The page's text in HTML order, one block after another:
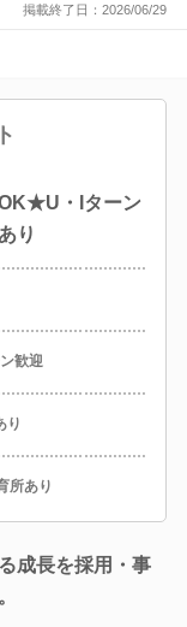
掲載終了日：2026/06/29
・Iターン
り
歓迎
り
所あり
成長を採用・事